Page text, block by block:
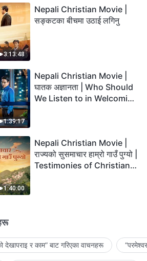
3:13:48
Nepali Christian Movie |
सङ्कटका बीचमा उठाई लगिनु
1:39:17
Nepali Christian Movie |
घातक अज्ञानता | Who Should
We Listen to in Welcoming
1:40:00
Nepali Christian Movie |
राज्यको सुसमाचार हाम्रो गाउँ पुग्यो |
Testimonies of Christians
र काम” बाट गरिएका वाचनहरू